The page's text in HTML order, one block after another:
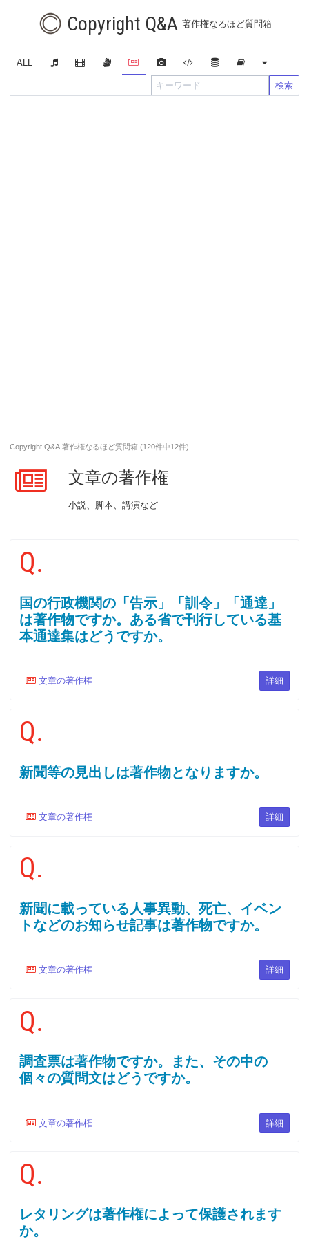
Copyright Q&A 著作権なるほど質問箱
ALL
Copyright Q&A 著作権なるほど質問箱 (120件中12件)
文章の著作権
小説、脚本、講演など
Q.
国の行政機関の「告示」「訓令」「通達」
は著作物ですか。ある省で刊行している基
本通達集はどうですか。
文章の著作権 詳細
Q.
新聞等の見出しは著作物となりますか。
文章の著作権 詳細
Q.
新聞に載っている人事異動、死亡、イベン
トなどのお知らせ記事は著作物ですか。
文章の著作権 詳細
Q.
調査票は著作物ですか。また、その中の
個々の質問文はどうですか。
文章の著作権 詳細
Q.
レタリングは著作権によって保護されます
か。